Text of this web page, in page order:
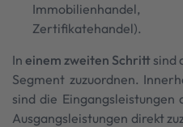
Zertifikatehandel).
In einem zweiten Schritt sind
Segment zuzuordnen.
sind die
Ausgangsleistungen direkt